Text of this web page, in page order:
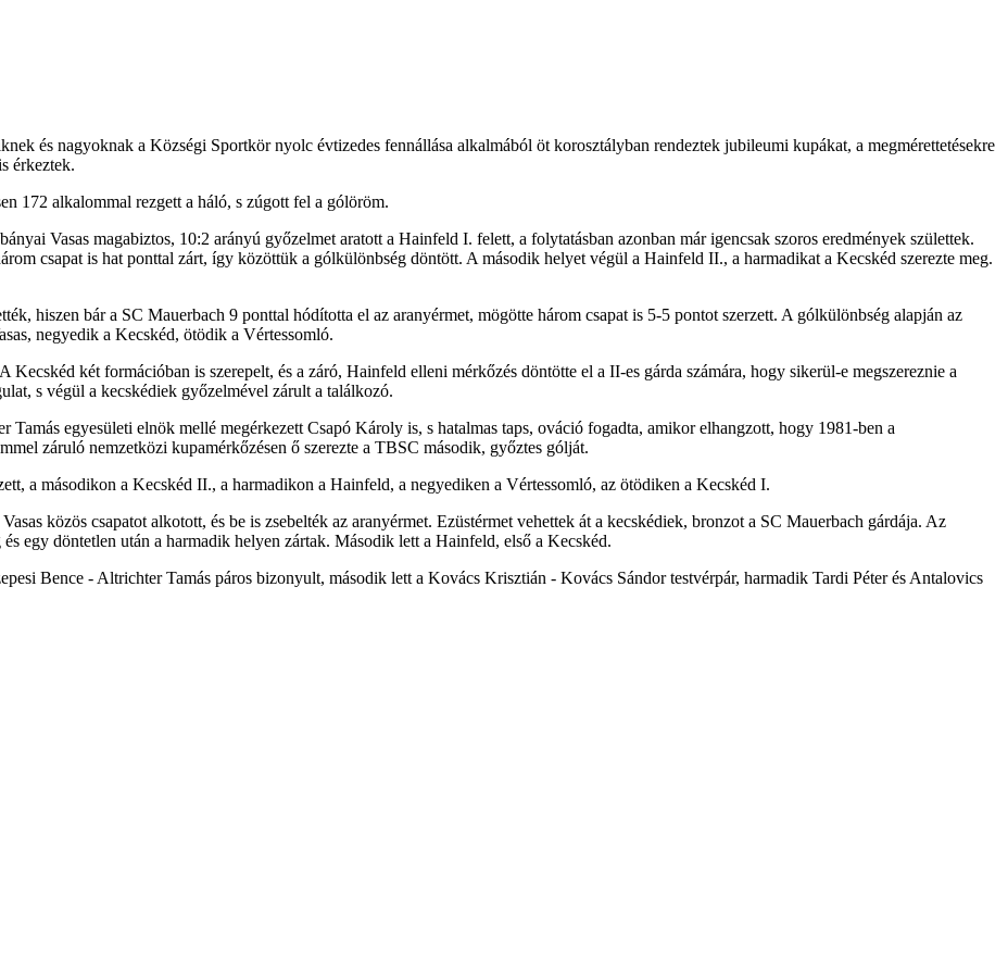
és nagyoknak a Községi Sportkör nyolc évtizedes fennállása alkalmából öt korosztályban rendeztek jubileumi kupákat, a megmérettetésekre
érkeztek.
172 alkalommal rezgett a háló, s zúgott fel a gólöröm.
Vasas magabiztos, 10:2 arányú győzelmet aratott a Hainfeld I. felett, a folytatásban azonban már igencsak szoros eredmények születtek.
csapat is hat ponttal zárt, így közöttük a gólkülönbség döntött. A második helyet végül a Hainfeld II., a harmadikat a Kecskéd szerezte meg.
hiszen bár a SC Mauerbach 9 ponttal hódította el az aranyérmet, mögötte három csapat is 5-5 pontot szerzett. A gólkülönbség alapján az
negyedik a Kecskéd, ötödik a Vértessomló.
két formációban is szerepelt, és a záró, Hainfeld elleni mérkőzés döntötte el a II-es gárda számára, hogy sikerül-e megszereznie a
s végül a kecskédiek győzelmével zárult a találkozó.
egyesületi elnök mellé megérkezett Csapó Károly is, s hatalmas taps, ováció fogadta, amikor elhangzott, hogy 1981-ben a
záruló nemzetközi kupamérkőzésen ő szerezte a TBSC második, győztes gólját.
a másodikon a Kecskéd II., a harmadikon a Hainfeld, a negyediken a Vértessomló, az ötödiken a Kecskéd I.
közös csapatot alkotott, és be is zsebelték az aranyérmet. Ezüstérmet vehettek át a kecskédiek, bronzot a SC Mauerbach gárdája. Az
egy döntetlen után a harmadik helyen zártak. Második lett a Hainfeld, első a Kecskéd.
Bence - Altrichter Tamás páros bizonyult, második lett a Kovács Krisztián - Kovács Sándor testvérpár, harmadik Tardi Péter és Antalovics